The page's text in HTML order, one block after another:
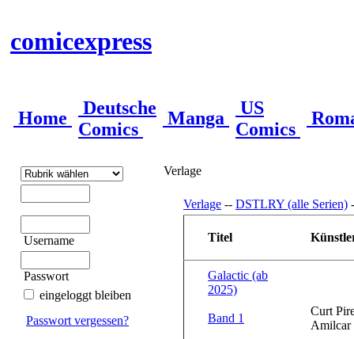
comicexpress
Home
Deutsche
Comics
Manga
US
Comics
Username
Passwort
eingeloggt bleiben
Passwort vergessen?
Verlage
Verlage -- DSTLRY (alle Serien)
Titel
Galactic (ab
2025)
Band 1
Curt
Amilcar